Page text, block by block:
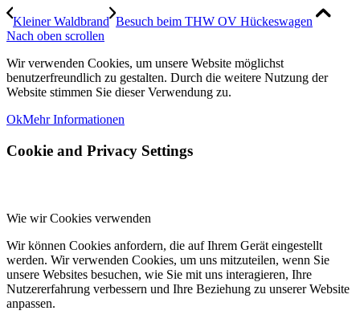
Kleiner Waldbrand Besuch beim THW OV Hückeswagen
Nach oben scrollen
Wir verwenden Cookies, um unsere Website möglichst
benutzerfreundlich zu gestalten. Durch die weitere Nutzung der
Website stimmen Sie dieser Verwendung zu.
OkMehr Informationen
Cookie and Privacy Settings
Wie wir Cookies verwenden
Wir können Cookies anfordern, die auf Ihrem Gerät eingestellt
werden. Wir verwenden Cookies, um uns mitzuteilen, wenn Sie
unsere Websites besuchen, wie Sie mit uns interagieren, Ihre
Nutzererfahrung verbessern und Ihre Beziehung zu unserer Website
anpassen.